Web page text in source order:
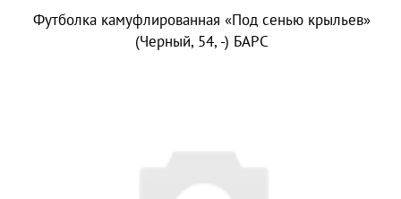
Футболка камуфлированная «Под сенью крыльев»
(Черный, 54, -) БАРС